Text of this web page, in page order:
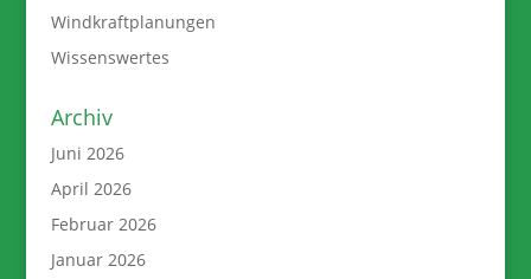
Windkraftplanungen
Wissenswertes
Archiv
Juni 2026
April 2026
Februar 2026
Januar 2026